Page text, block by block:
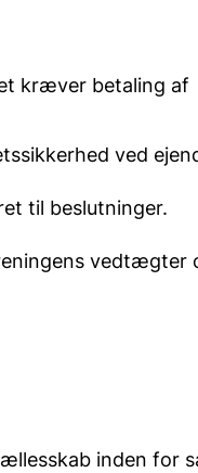
kræver betaling af
ved
til beslutninger.
vedtægter
inden for